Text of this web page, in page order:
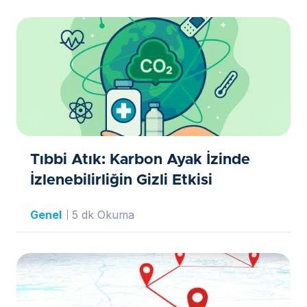
Tıbbi Atık: Karbon Ayak İzinde
İzlenebilirliğin Gizli Etkisi
Genel 5 dk Okuma